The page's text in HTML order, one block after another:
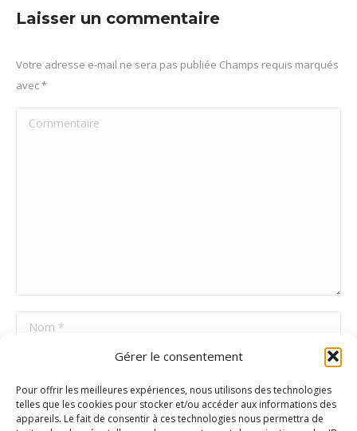
Gérer le consentement
Pour offrir les meilleures expériences, nous utilisons des technologies
telles que les cookies pour stocker et/ou accéder aux informations des
appareils. Le fait de consentir à ces technologies nous permettra de
Pinterest
Laisser un commentaire
Votre adresse e-mail ne sera pas publiée Champs requis marqués
avec*
Commentaire
Nom *
Site Web